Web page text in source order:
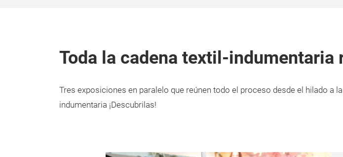
Toda la cadena textil-indumentaria
Tres exposiciones en paralelo que reúnen todo el proceso desde el hilado a
indumentaria ¡Descubrilas!